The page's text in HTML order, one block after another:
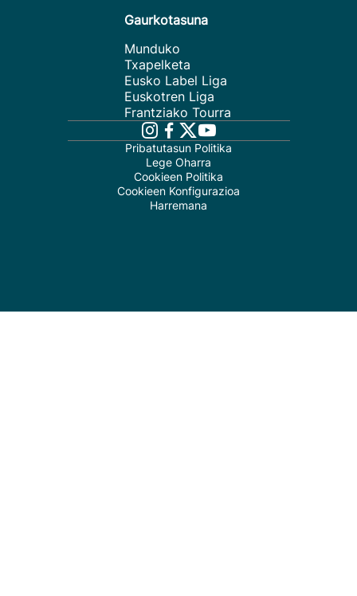
Gaurkotasuna
Munduko
Txapelketa
Eusko Label Liga
Euskotren Liga
Frantziako Tourra
Pribatutasun Politika
Lege Oharra
Cookieen Politika
Cookieen Konfigurazioa
Harremana